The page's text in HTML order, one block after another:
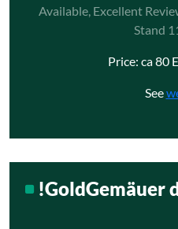
Available, Excellent
Stand
Price: ca 80
See
!GoldGemäuer